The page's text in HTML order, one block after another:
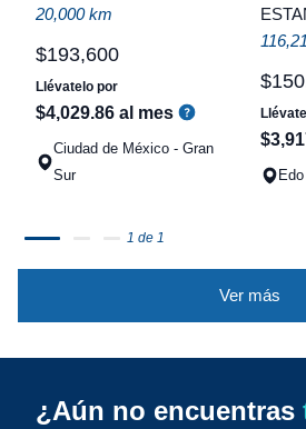
20,000 km
$193,600
Llévatelo por
$4,029.86 al mes
Ciudad de México - Gran
Sur
$150
$3,
1 de 1
Ver más
¿Aún no encuentras